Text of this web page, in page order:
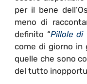
per il bene
meno di
definito “Pillole di
come di giorno in
quelle che sono
del tutto